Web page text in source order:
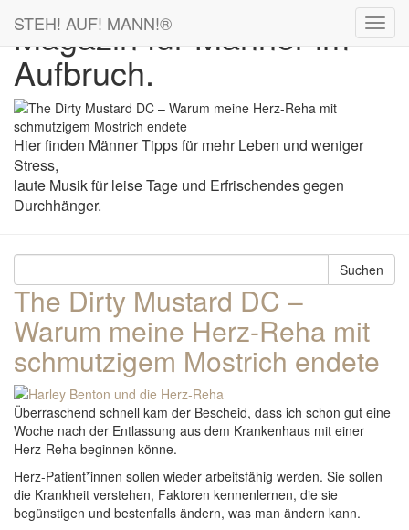
STEH! AUF! MANN!®
Magazin für Männer im
Aufbruch.
Hier finden Männer Tipps für mehr Leben und weniger
Stress,
laute Musik für leise Tage und Erfrischendes gegen
Durchhänger.
Suchen
The Dirty Mustard DC –
Warum meine Herz-Reha mit
schmutzigem Mostrich endete
Überraschend schnell kam der Bescheid, dass ich schon gut eine
Woche nach der Entlassung aus dem Krankenhaus mit einer
Herz-Reha beginnen könne.
Herz-Patient*innen sollen wieder arbeitsfähig werden. Sie sollen
die Krankheit verstehen, Faktoren kennenlernen, die sie
begünstigen und bestenfalls ändern, was man ändern kann.